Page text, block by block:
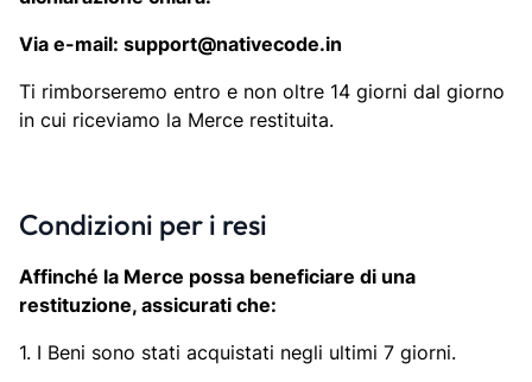
Via e-mail: support@nativecode.in
Ti rimborseremo entro e non oltre 14 giorni dal giorno
in cui riceviamo la Merce restituita.
Condizioni per i resi
Affinché la Merce possa beneficiare di una
restituzione, assicurati che:
1. I Beni sono stati acquistati negli ultimi 7 giorni.